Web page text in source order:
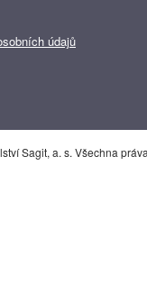
údajů
Sagit, a. s. Všechna